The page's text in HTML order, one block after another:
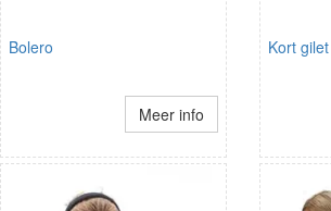
Bolero
Meer info
Kort gilet